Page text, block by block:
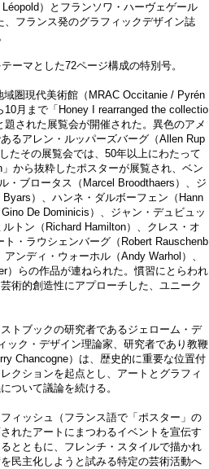
）とフランソワ・ハーヴェゲール
、フランス発のグラフィックデザイン誌
ーマとした72ページ構成の特別号。
域圏現代美術館（MRAC Occitanie / Pyrén
月まで「Honey I rearranged the collectio
された展覧会が開催された。異色のアメ
るアレン・ルッパーズバーグ（Allen Rup
たその展覧会では、50年以上にわたって
から抜粋したポスターが展覧され、ベン
・ブロータス（Marcel Broodthaers）、ジ
）、ハンネ・ダルボーフェン（Hann
De Dominicis）、ジャン・デュビュッ
トン（Richard Hamilton）、クレス・オ
・ラウシェンバーグ（Robert Rauschenb
ンディ・ウォーホル（Andy Warhol）、
）らの作品が連ねられた。慣習にとらわれ
術的創造性にアプローチした、ユニーク
トブックの研究者であるジェローム・デ
ック・デザイン理論家、研究者であり教鞭
Chancogne）は、歴史的に重要な位置付
クションを起点とし、アートとグラフィ
ついて議論を続ける。
ィッシュ（フランス語で「ポスター」の
れたアートにまつわるイベントを宣伝す
とともに、フレンチ・スタイルで描かれ
民主化しようと試みる特定の芸術活動へ